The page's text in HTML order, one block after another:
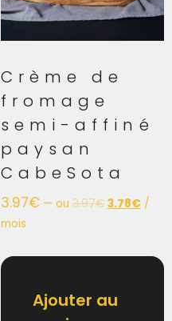
Crème de
fromage
semi-affiné
paysan
CabeSota
3.97€ — ou3.97€ 3.78€ /
mois
Ajouter au